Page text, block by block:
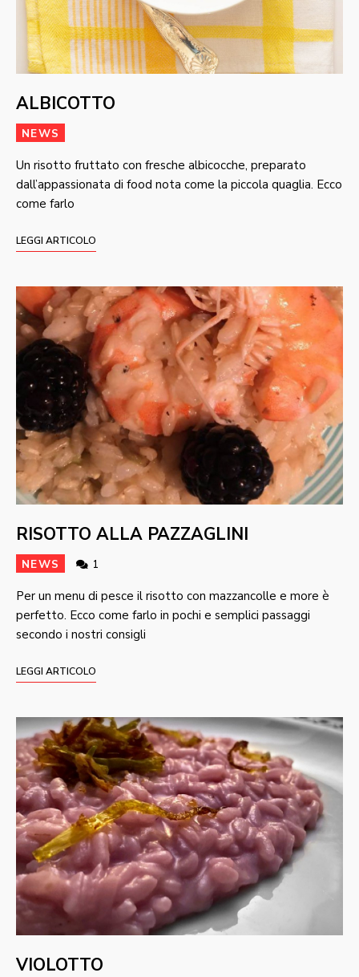
ALBICOTTO
NEWS
Un risotto fruttato con fresche albicocche, preparato
dall’appassionata di food nota come la piccola quaglia. Ecco
come farlo
LEGGI ARTICOLO
RISOTTO ALLA PAZZAGLINI
NEWS 1
Per un menu di pesce il risotto con mazzancolle e more è
perfetto. Ecco come farlo in pochi e semplici passaggi
secondo i nostri consigli
LEGGI ARTICOLO
VIOLOTTO